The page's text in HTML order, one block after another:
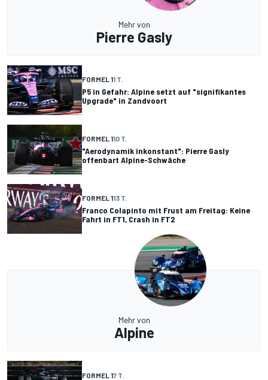
Mehr von
Pierre Gasly
FORMEL 11 T.
P5 in Gefahr: Alpine setzt auf "signifikantes
Upgrade" in Zandvoort
FORMEL 110 T.
"Aerodynamik inkonstant": Pierre Gasly
offenbart Alpine-Schwäche
FORMEL 113 T.
Franco Colapinto mit Frust am Freitag: Keine
Fahrt in FT1, Crash in FT2
Mehr von
Alpine
FORMEL 17 T.